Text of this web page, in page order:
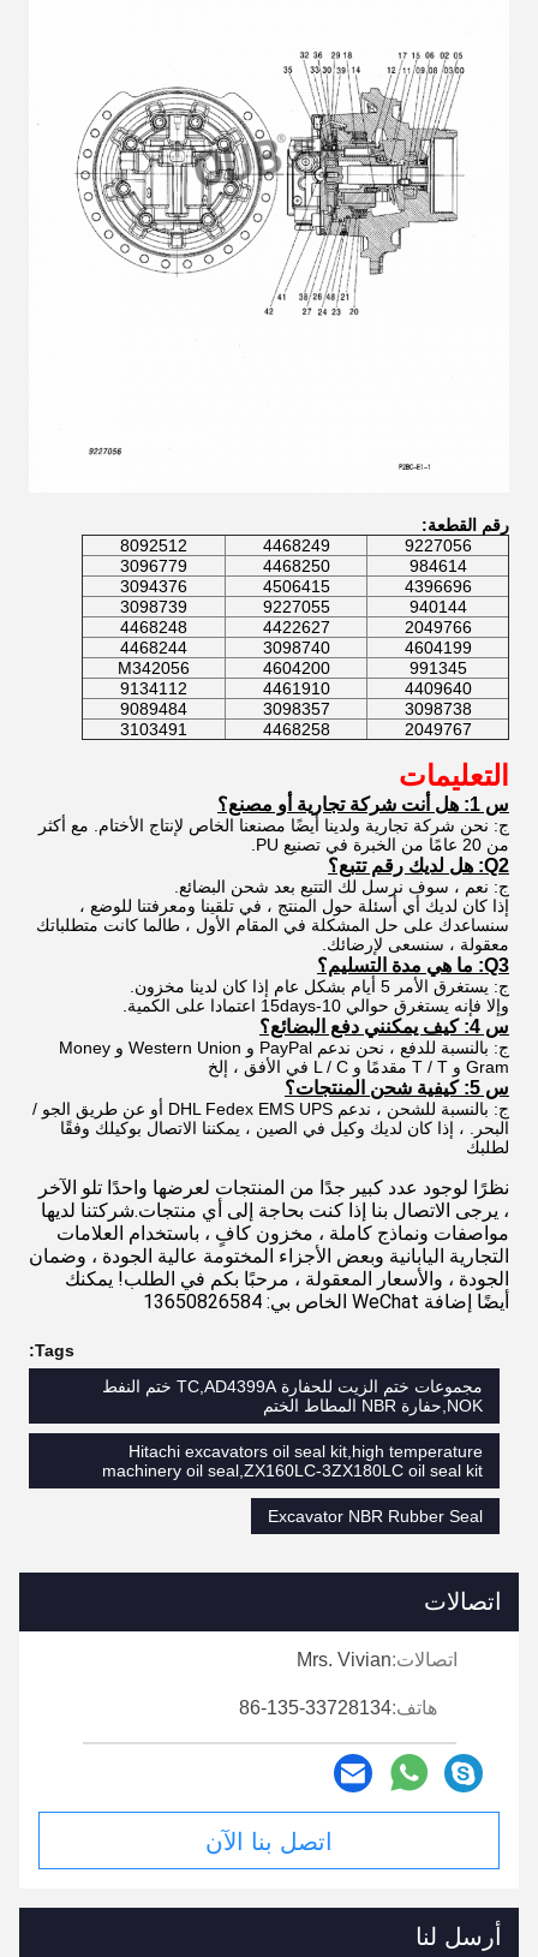
رقم القطعة:
9227056
4468249
8092512
984614
4468250
3096779
4396696
4506415
3094376
940144
9227055
3098739
2049766
4422627
4468248
4604199
3098740
4468244
991345
4604200
M342056
4409640
4461910
9134112
3098738
3098357
9089484
2049767
4468258
3103491
التعليمات
س 1: هل أنت شركة تجارية أو مصنع؟
ج: نحن شركة تجارية ولدينا أيضًا مصنعنا الخاص لإنتاج الأختام. مع أكثر
من 20 عامًا من الخبرة في تصنيع PU.
Q2: هل لديك رقم تتبع؟
ج: نعم ، سوف نرسل لك التتبع بعد شحن البضائع.
إذا كان لديك أي أسئلة حول المنتج ، في تلقينا ومعرفتنا للوضع ،
سنساعدك على حل المشكلة في المقام الأول ، طالما كانت متطلباتك
معقولة ، سنسعى لإرضائك.
Q3: ما هي مدة التسليم؟
ج: يستغرق الأمر 5 أيام بشكل عام إذا كان لدينا مخزون.
وإلا فإنه يستغرق حوالي 10-15days اعتمادا على الكمية.
س 4: كيف يمكنني دفع البضائع؟
ج: بالنسبة للدفع ، نحن ندعم PayPal و Western Union و Money
Gram و T / T مقدمًا و L / C في الأفق ، إلخ
س 5: كيفية شحن المنتجات؟
ج: بالنسبة للشحن ، ندعم DHL Fedex EMS UPS أو عن طريق الجو /
البحر. ، إذا كان لديك وكيل في الصين ، يمكننا الاتصال بوكيلك وفقًا
لطلبك
الجودة ، والأسعار المعقولة ، مرحبًا بكم في الطلب!
أيضًا إضافة WeChat الخاص بي: 13650826584
Tags:
مجموعات ختم الزيت للحفارة TC,AD4399A ختم النفط
NOK,حفارة NBR المطاط الختم
Hitachi excavators oil seal kit,high temperature
machinery oil seal,ZX160LC-3ZX180LC oil seal kit
Excavator NBR Rubber Seal
اتصالات
اتصالات:Mrs. Vivian
هاتف:86-135-33728134
اتصل بنا الآن
أرسل لنا